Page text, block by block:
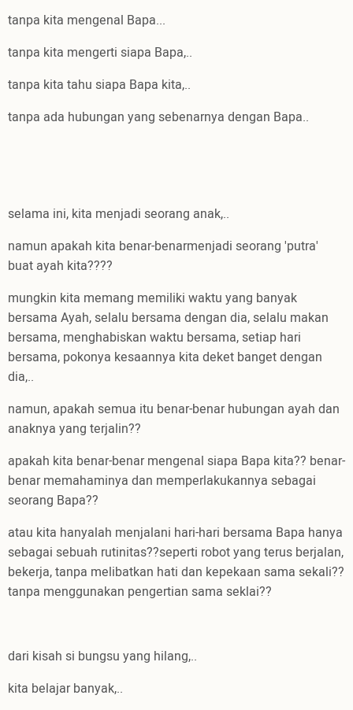
tanpa kita mengenal Bapa...
tanpa kita mengerti siapa Bapa,..
tanpa kita tahu siapa Bapa kita,..
tanpa ada hubungan yang sebenarnya dengan Bapa..
selama ini, kita menjadi seorang anak,..
namun apakah kita benar-benarmenjadi seorang 'putra'
buat ayah kita????
mungkin kita memang memiliki waktu yang banyak
bersama Ayah, selalu bersama dengan dia, selalu makan
bersama, menghabiskan waktu bersama, setiap hari
bersama, pokonya kesaannya kita deket banget dengan
dia,..
namun, apakah semua itu benar-benar hubungan ayah dan
anaknya yang terjalin??
apakah kita benar-benar mengenal siapa Bapa kita?? benar-
benar memahaminya dan memperlakukannya sebagai
seorang Bapa??
atau kita hanyalah menjalani hari-hari bersama Bapa hanya
sebagai sebuah rutinitas??seperti robot yang terus berjalan,
bekerja, tanpa melibatkan hati dan kepekaan sama sekali??
tanpa menggunakan pengertian sama seklai??
dari kisah si bungsu yang hilang,..
kita belajar banyak,..